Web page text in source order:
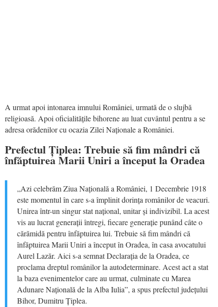
A urmat apoi intonarea imnului României, urmată de o slujbă
religioasă. Apoi oficialitățile bihorene au luat cuvântul pentru a se
adresa orădenilor cu ocazia Zilei Naționale a României.
Prefectul Țiplea: Trebuie să fim mândri că
înfăptuirea Marii Uniri a început la Oradea
„Azi celebrăm Ziua Națională a României, 1 Decembrie 1918
este momentul în care s-a împlinit dorința românilor de veacuri.
Unirea într-un singur stat național, unitar și indivizibil. La acest
vis au lucrat generații întregi, fiecare generație punând câte o
cărămidă pentru înfăptuirea lui. Trebuie să fim mândri că
înfăptuirea Marii Uniri a început în Oradea, în casa avocatului
Aurel Lazăr. Aici s-a semnat Declarația de la Oradea, ce
proclama dreptul românilor la autodeterminare. Acest act a stat
la baza evenimentelor care au urmat, culminate cu Marea
Adunare Națională de la Alba Iulia”, a spus prefectul județului
Bihor, Dumitru Țiplea.